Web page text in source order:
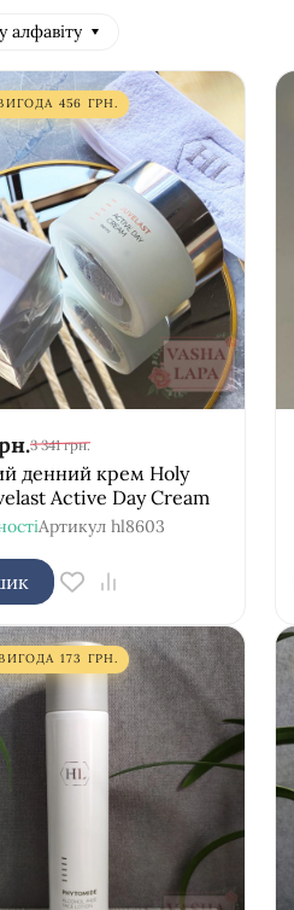
алфавіту
456 ГРН.
3 341 грн.
денний крем Holy
Active Day Cream
Артикул hl8603
173 ГРН.